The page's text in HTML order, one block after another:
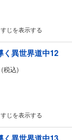
じを表示する
く異世界道中12
(税込)
じを表示する
く異世界道中13